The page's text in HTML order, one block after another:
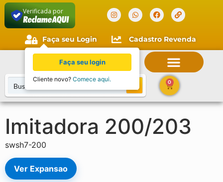
Verificada por
Faça seu Login Cadastro Revenda
0
Imitadora 200/203
swsh7-200
Ver Expansao
Faça seu login
Cliente novo? Comece aqui.